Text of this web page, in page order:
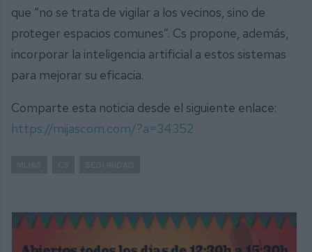
que “no se trata de vigilar a los vecinos, sino de
proteger espacios comunes”. Cs propone, además,
incorporar la inteligencia artificial a estos sistemas
para mejorar su eficacia.
Comparte esta noticia desde el siguiente enlace:
https://mijascom.com/?a=34352